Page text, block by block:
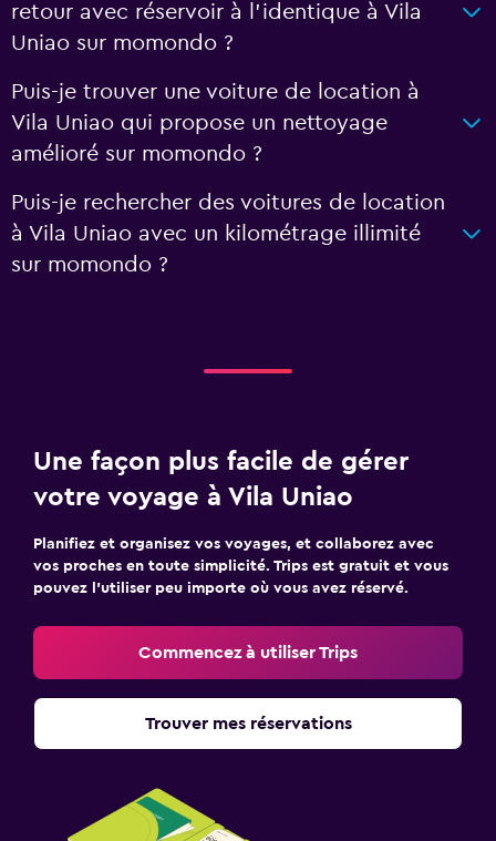
retour avec réservoir à l’identique à Vila
Uniao sur momondo ?
Puis-je trouver une voiture de location à
Vila Uniao qui propose un nettoyage
amélioré sur momondo ?
Puis-je rechercher des voitures de location
à Vila Uniao avec un kilométrage illimité
sur momondo ?
Une façon plus facile de gérer
votre voyage à Vila Uniao
Planifiez et organisez vos voyages, et collaborez avec
vos proches en toute simplicité. Trips est gratuit et vous
pouvez l’utiliser peu importe où vous avez réservé.
Commencez à utiliser Trips
Trouver mes réservations